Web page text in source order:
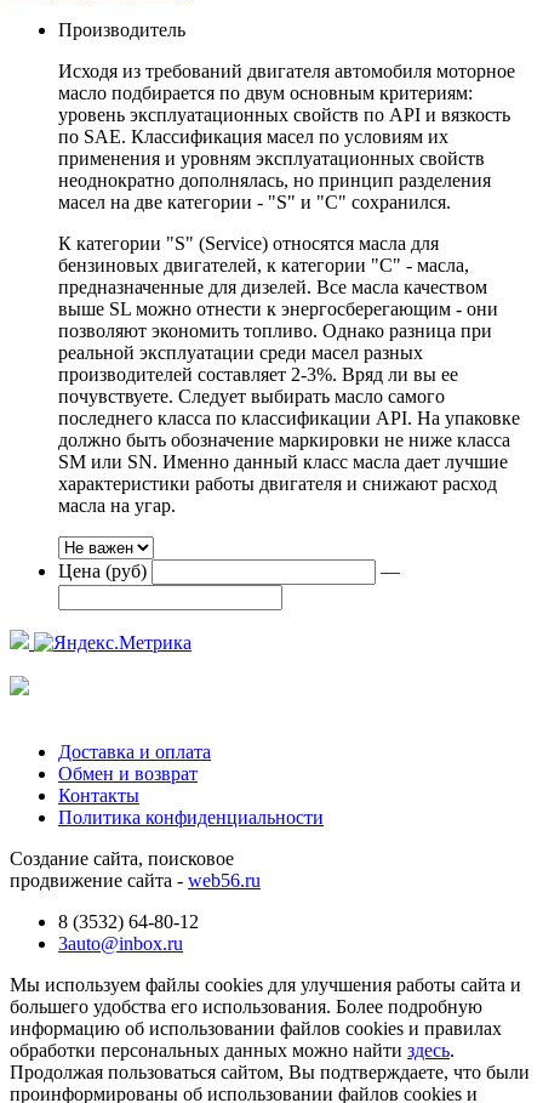
Производитель
Исходя из требований двигателя автомобиля моторное
масло подбирается по двум основным критериям:
уровень эксплуатационных свойств по API и вязкость
по SAE. Классификация масел по условиям их
применения и уровням эксплуатационных свойств
неоднократно дополнялась, но принцип разделения
масел на две категории - "S" и "С" сохранился.
К категории "S" (Service) относятся масла для
бензиновых двигателей, к категории "С" - масла,
предназначенные для дизелей. Все масла качеством
выше SL можно отнести к энергосберегающим - они
позволяют экономить топливо. Однако разница при
реальной эксплуатации среди масел разных
производителей составляет 2-3%. Вряд ли вы ее
почувствуете. Следует выбирать масло самого
последнего класса по классификации API. На упаковке
должно быть обозначение маркировки не ниже класса
SM или SN. Именно данный класс масла дает лучшие
характеристики работы двигателя и снижают расход
масла на угар.
Цена (руб) —
Доставка и оплата
Обмен и возврат
Контакты
Политика конфиденциальности
Создание сайта, поисковое
продвижение сайта - web56.ru
8 (3532) 64-80-12
3auto@inbox.ru
Мы используем файлы cookies для улучшения работы сайта и
большего удобства его использования. Более подробную
информацию об использовании файлов cookies и правилах
обработки персональных данных можно найти здесь.
Продолжая пользоваться сайтом, Вы подтверждаете, что были
проинформированы об использовании файлов cookies и